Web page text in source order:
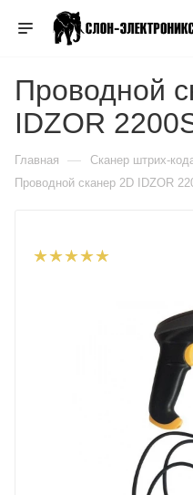
Проводной
IDZOR
Главная — Сканер штрих-
Проводной сканер 2D IDZOR